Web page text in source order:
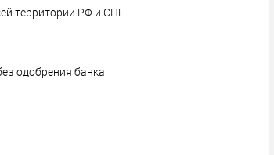
территории РФ и СНГ
одобрения банка